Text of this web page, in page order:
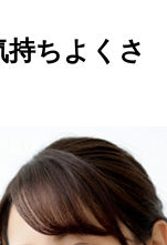
ちよくさ